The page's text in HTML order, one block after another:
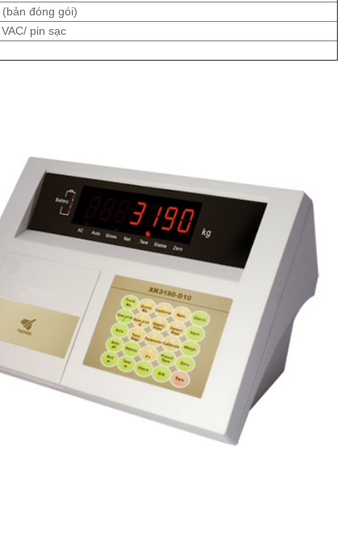
đóng gói)
pin sạc